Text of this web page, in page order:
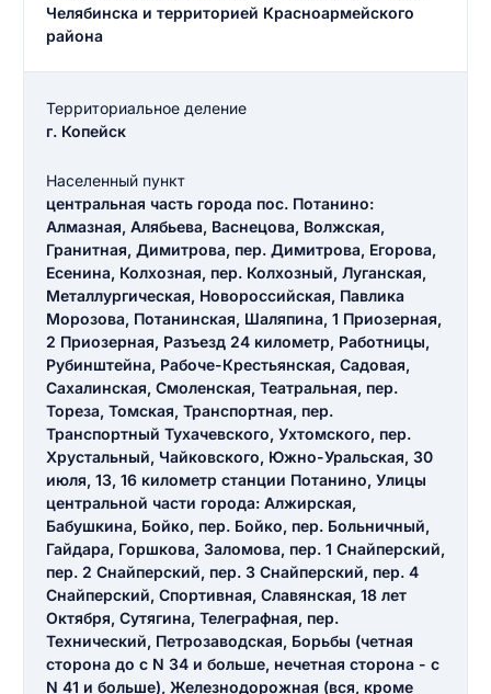
Челябинска и территорией Красноармейского
района
Территориальное деление
г. Копейск
Населенный пункт
центральная часть города пос. Потанино:
Алмазная, Алябьева, Васнецова, Волжская,
Гранитная, Димитрова, пер. Димитрова, Егорова,
Есенина, Колхозная, пер. Колхозный, Луганская,
Металлургическая, Новороссийская, Павлика
Морозова, Потанинская, Шаляпина, 1 Приозерная,
2 Приозерная, Разъезд 24 километр, Работницы,
Рубинштейна, Рабоче-Крестьянская, Садовая,
Сахалинская, Смоленская, Театральная, пер.
Тореза, Томская, Транспортная, пер.
Транспортный Тухачевского, Ухтомского, пер.
Хрустальный, Чайковского, Южно-Уральская, 30
июля, 13, 16 километр станции Потанино, Улицы
центральной части города: Алжирская,
Бабушкина, Бойко, пер. Бойко, пер. Больничный,
Гайдара, Горшкова, Заломова, пер. 1 Снайперский,
пер. 2 Снайперский, пер. 3 Снайперский, пер. 4
Снайперский, Спортивная, Славянская, 18 лет
Октября, Сутягина, Телеграфная, пер.
Технический, Петрозаводская, Борьбы (четная
сторона до с N 34 и больше, нечетная сторона - с
N 41 и больше), Железнодорожная (вся, кроме